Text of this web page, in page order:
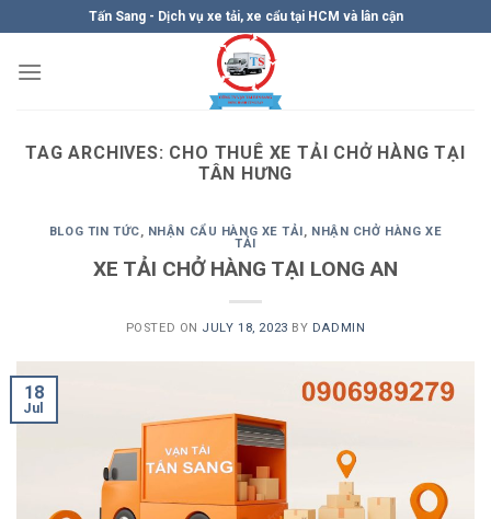
content
Tấn Sang - Dịch vụ xe tải, xe cẩu tại HCM và lân cận
TAG ARCHIVES: CHO THUÊ XE TẢI CHỞ HÀNG TẠI
TÂN HƯNG
BLOG TIN TỨC, NHẬN CẨU HÀNG XE TẢI, NHẬN CHỞ HÀNG XE
TẢI
XE TẢI CHỞ HÀNG TẠI LONG AN
POSTED ON JULY 18, 2023 BY DADMIN
18
Jul